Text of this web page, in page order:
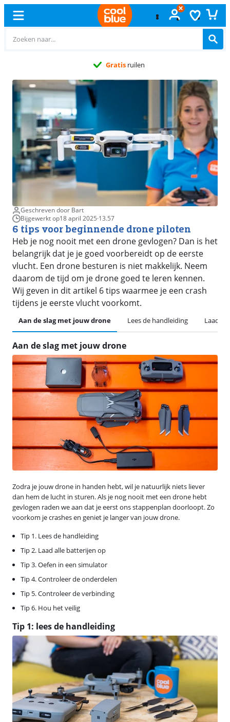
Gratis ruilen
Geschreven door Bart
Bijgewerkt op18 april 2025·13.57
6 tips voor beginnende drone piloten
Heb je nog nooit met een drone gevlogen? Dan is het
belangrijk dat je je goed voorbereidt op de eerste
vlucht. Een drone besturen is niet makkelijk. Neem
daarom de tijd om je drone goed te leren kennen.
Wij geven in dit artikel 6 tips waarmee je een crash
tijdens je eerste vlucht voorkomt.
Aan de slag met jouw drone Lees de handleiding Laad
Aan de slag met jouw drone
Zodra je jouw drone in handen hebt, wil je natuurlijk niets liever
dan hem de lucht in sturen. Als je nog nooit met een drone hebt
gevlogen raden we aan dat je eerst ons stappenplan doorloopt. Zo
voorkom je crashes en geniet je langer van jouw drone.
Tip 1. Lees de handleiding
Tip 2. Laad alle batterijen op
Tip 3. Oefen in een simulator
Tip 4. Controleer de onderdelen
Tip 5. Controleer de verbinding
Tip 6. Hou het veilig
Tip 1: lees de handleiding